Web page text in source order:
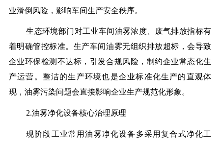
业滑倒风险，影响车间生产安全秩序。
生态环境部门对工业车间油雾浓度、废气排放指标有
着明确管控标准。生产车间油雾无组织排放超标，会导致
企业环保检测不达标，引发合规风险，制约企业常态化生
产运营。整洁的生产环境也是企业标准化生产的直观体
现，油雾污染问题会直接影响企业生产规范化形象。
2.油雾净化设备核心治理原理
现阶段工业常用油雾净化设备多采用复合式净化工